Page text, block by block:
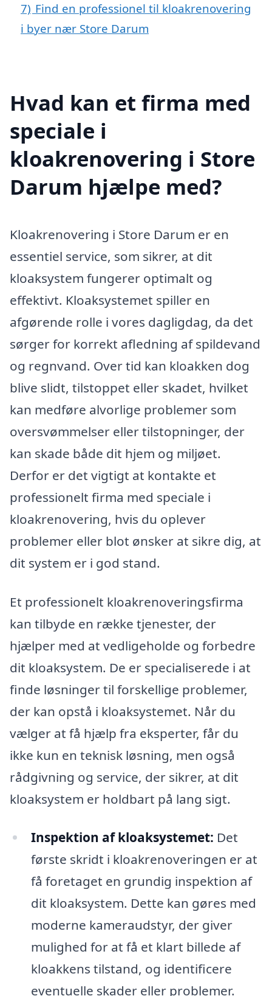
7) Find en professionel til kloakrenovering
i byer nær Store Darum
Hvad kan et firma med
speciale i
kloakrenovering i Store
Darum hjælpe med?
Kloakrenovering i Store Darum er en
essentiel service, som sikrer, at dit
kloaksystem fungerer optimalt og
effektivt. Kloaksystemet spiller en
afgørende rolle i vores dagligdag, da det
sørger for korrekt afledning af spildevand
og regnvand. Over tid kan kloakken dog
blive slidt, tilstoppet eller skadet, hvilket
kan medføre alvorlige problemer som
oversvømmelser eller tilstopninger, der
kan skade både dit hjem og miljøet.
Derfor er det vigtigt at kontakte et
professionelt firma med speciale i
kloakrenovering, hvis du oplever
problemer eller blot ønsker at sikre dig, at
dit system er i god stand.
Et professionelt kloakrenoveringsfirma
kan tilbyde en række tjenester, der
hjælper med at vedligeholde og forbedre
dit kloaksystem. De er specialiserede i at
finde løsninger til forskellige problemer,
der kan opstå i kloaksystemet. Når du
vælger at få hjælp fra eksperter, får du
ikke kun en teknisk løsning, men også
rådgivning og service, der sikrer, at dit
kloaksystem er holdbart på lang sigt.
Inspektion af kloaksystemet: Det
første skridt i kloakrenoveringen er at
få foretaget en grundig inspektion af
dit kloaksystem. Dette kan gøres med
moderne kameraudstyr, der giver
mulighed for at få et klart billede af
kloakkens tilstand, og identificere
eventuelle skader eller problemer.